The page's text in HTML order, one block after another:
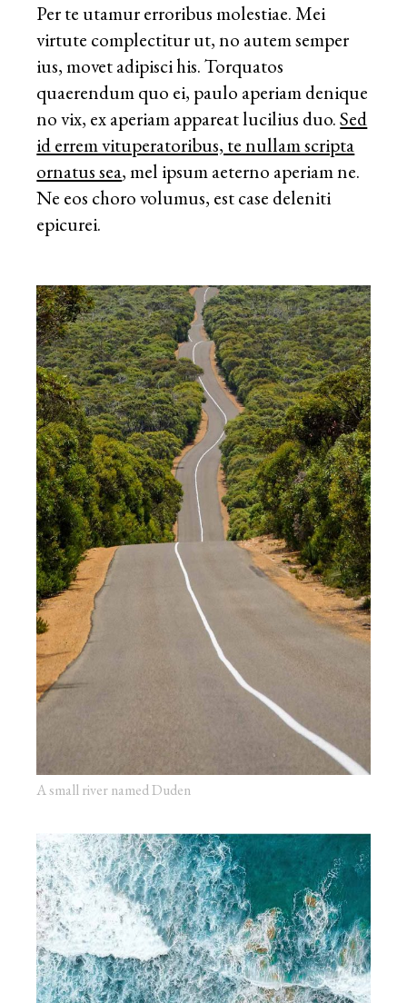
Per te utamur erroribus molestiae. Mei
virtute complectitur ut, no autem semper
ius, movet adipisci his. Torquatos
quaerendum quo ei, paulo aperiam denique
no vix, ex aperiam appareat lucilius duo.Sed
id errem vituperatoribus, te nullam scripta
ornatus sea, mel ipsum aeterno aperiam ne.
Ne eos choro volumus, est case deleniti
epicurei.
A small river named Duden